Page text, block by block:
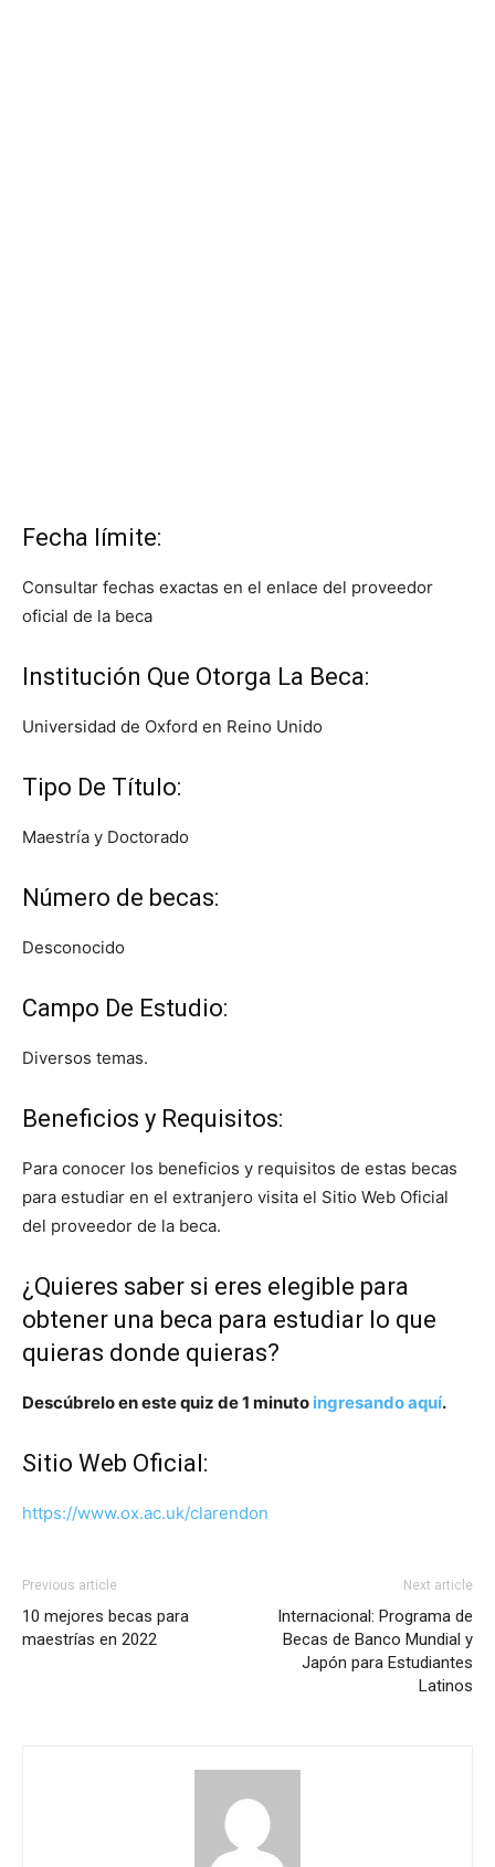
Fecha límite:
Consultar fechas exactas en el enlace del proveedor
oficial de la beca
Institución Que Otorga La Beca:
Universidad de Oxford en Reino Unido
Tipo De Título:
Maestría y Doctorado
Número de becas:
Desconocido
Campo De Estudio:
Diversos temas.
Beneficios y Requisitos:
Para conocer los beneficios y requisitos de estas becas
para estudiar en el extranjero visita el Sitio Web Oficial
del proveedor de la beca.
¿Quieres saber si eres elegible para
obtener una beca para estudiar lo que
quieras donde quieras?
Descúbrelo en este quiz de 1 minuto ingresando aquí.
Sitio Web Oficial:
https://www.ox.ac.uk/clarendon
Previous article
10 mejores becas para
maestrías en 2022
Next article
Internacional: Programa de
Becas de Banco Mundial y
Japón para Estudiantes
Latinos